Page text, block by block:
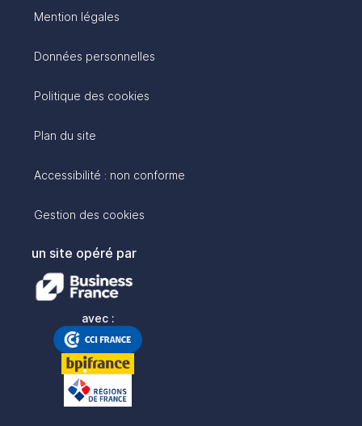
Mention légales
Données personnelles
Politique des cookies
Plan du site
Accessibilité : non conforme
Gestion des cookies
un site opéré par
avec :